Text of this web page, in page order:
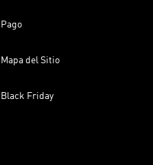
Pago
Mapa del Sitio
Black Friday